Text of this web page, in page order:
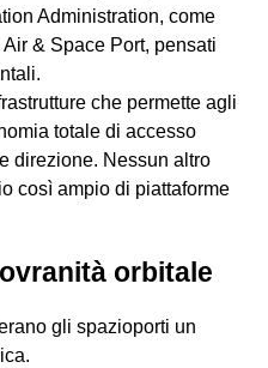
Administration, come
& Space Port, pensati
che permette agli
totale di accesso
direzione. Nessun altro
così ampio di piattaforme
orbitale
gli spazioporti un